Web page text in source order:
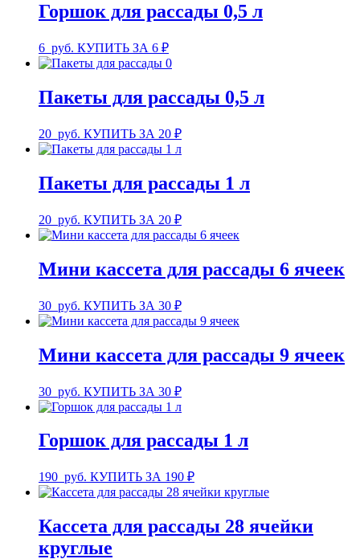
Горшок для рассады 0,5 л
6 руб. КУПИТЬ ЗА 6 ₽
Пакеты для рассады 0,5 л
20 руб. КУПИТЬ ЗА 20 ₽
Пакеты для рассады 1 л
20 руб. КУПИТЬ ЗА 20 ₽
Мини кассета для рассады 6 ячеек
30 руб. КУПИТЬ ЗА 30 ₽
Мини кассета для рассады 9 ячеек
30 руб. КУПИТЬ ЗА 30 ₽
Горшок для рассады 1 л
190 руб. КУПИТЬ ЗА 190 ₽
Кассета для рассады 28 ячейки
круглые